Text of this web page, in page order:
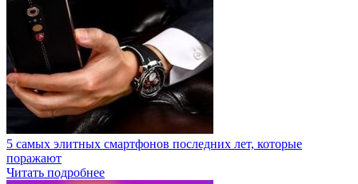
5 самых элитных смартфонов последних лет, которые
поражают
Читать подробнее